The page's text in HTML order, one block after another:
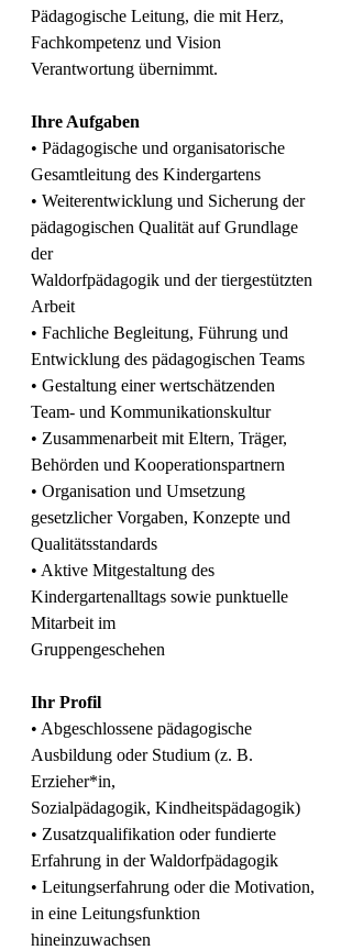
Pädagogische Leitung, die mit Herz,
Fachkompetenz und Vision
Verantwortung übernimmt.
Ihre Aufgaben
• Pädagogische und organisatorische
Gesamtleitung des Kindergartens
• Weiterentwicklung und Sicherung der
pädagogischen Qualität auf Grundlage
der
Waldorfpädagogik und der tiergestützten
Arbeit
• Fachliche Begleitung, Führung und
Entwicklung des pädagogischen Teams
• Gestaltung einer wertschätzenden
Team- und Kommunikationskultur
• Zusammenarbeit mit Eltern, Träger,
Behörden und Kooperationspartnern
• Organisation und Umsetzung
gesetzlicher Vorgaben, Konzepte und
Qualitätsstandards
• Aktive Mitgestaltung des
Kindergartenalltags sowie punktuelle
Mitarbeit im
Gruppengeschehen
Ihr Profil
• Abgeschlossene pädagogische
Ausbildung oder Studium (z. B.
Erzieher*in,
Sozialpädagogik, Kindheitspädagogik)
• Zusatzqualifikation oder fundierte
Erfahrung in der Waldorfpädagogik
• Leitungserfahrung oder die Motivation,
in eine Leitungsfunktion
hineinzuwachsen